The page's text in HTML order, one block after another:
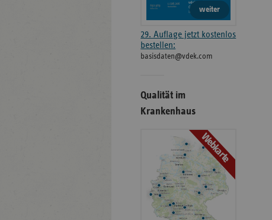
weiter
29. Auflage jetzt kostenlos
bestellen:
basisdaten@vdek.com
Qualität im
Krankenhaus
Webkarte